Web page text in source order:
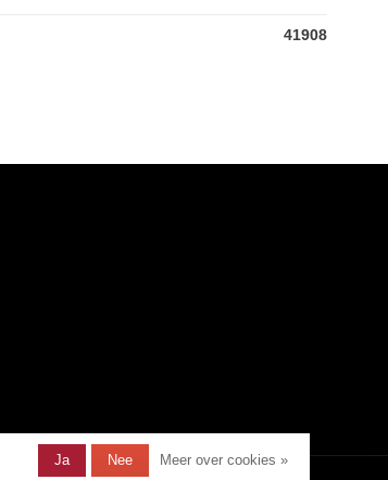
41908
Ja Nee Meer over cookies »